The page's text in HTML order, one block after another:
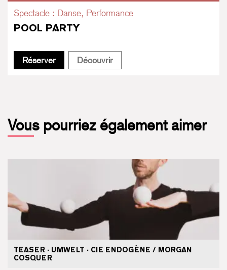
Spectacle : Danse, Performance
POOL PARTY
RéserverPool PartyDécouvrirPool Party
Vous pourriez également aimer
TEASER · UMWELT · CIE ENDOGÈNE / MORGAN
COSQUER